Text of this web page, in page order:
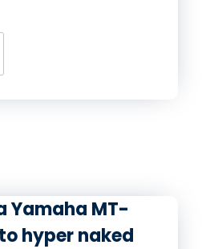
Yamaha MT-
hyper naked